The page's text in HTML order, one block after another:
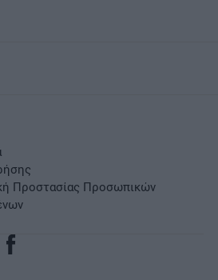
Προστασίας Προσωπικών